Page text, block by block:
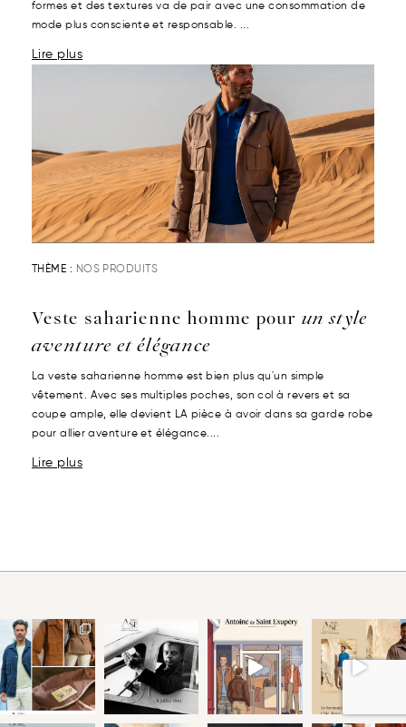
formes et des textures va de pair avec une consommation de
mode plus consciente et responsable. ...
Lire plus
THÈME : NOS PRODUITS
Veste saharienne homme pour un style
aventure et élégance
La veste saharienne homme est bien plus qu'un simple
vêtement. Avec ses multiples poches, son col à revers et sa
coupe ample, elle devient LA pièce à avoir dans sa garde robe
pour allier aventure et élégance....
Lire plus